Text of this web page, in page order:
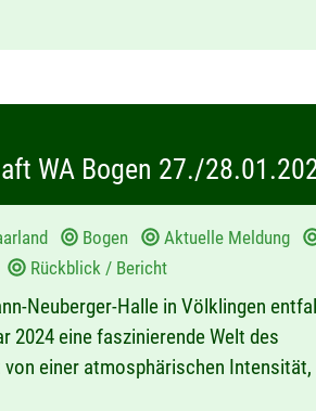
WA Bogen 27./
Bogen Aktuelle Meldung
Rückblick / Bericht
Neuberger-Halle in Völklingen
2024 eine faszinierende Welt des
einer atmosphärischen Intensität,